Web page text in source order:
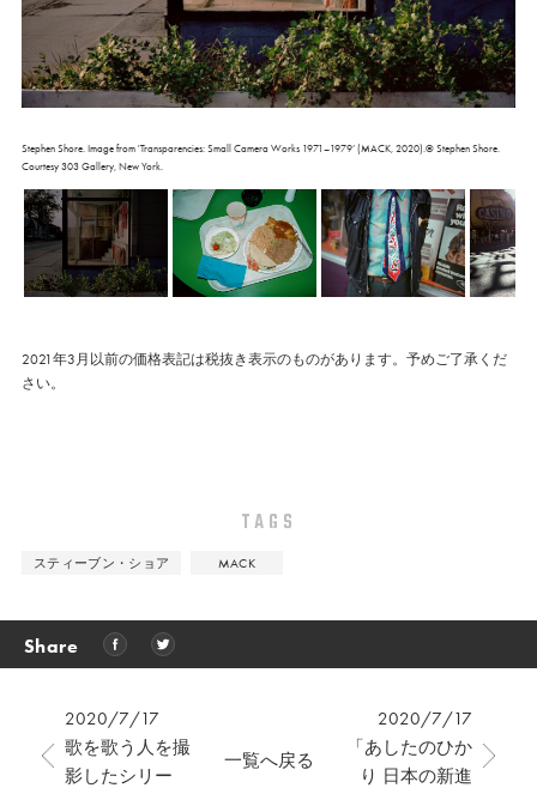
Stephen Shore. Image from 'Transparencies: Small Camera Works 1971–1979’ (MACK, 2020).© Stephen Shore.
Courtesy 303 Gallery, New York.
2021年3月以前の価格表記は税抜き表示のものがあります。予めご了承くだ
さい。
TAGS
スティーブン・ショア MACK
Share
2020/7/17
歌を歌う人を撮
影したシリー
2020/7/17
「あしたのひか
り 日本の新進
一覧へ戻る